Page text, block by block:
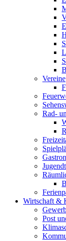
Vereine
Rad-
Wirtschaft &
Post